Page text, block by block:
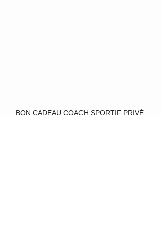
BON CADEAU COACH SPORTIF PRIVÉ